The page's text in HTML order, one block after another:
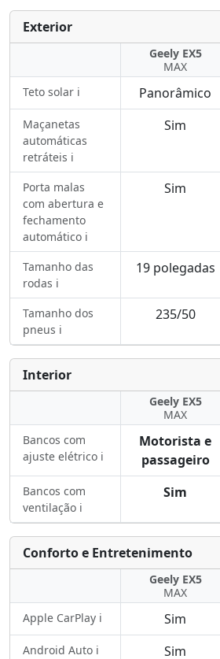
Exterior
Geely EX5
MAX
Teto solar ℹ️
Panorâmico
Maçanetas
automáticas
retráteis ℹ️
Sim
Porta malas
com abertura e
fechamento
automático ℹ️
Sim
Tamanho das
rodas ℹ️
19 polegadas
Tamanho dos
pneus ℹ️
235/50
Interior
Geely EX5
MAX
Bancos com
ajuste elétrico ℹ️
Motorista e
passageiro
Bancos com
ventilação ℹ️
Sim
Conforto e Entretenimento
Geely EX5
MAX
Apple CarPlay ℹ️
Sim
Android Auto ℹ️ Sim